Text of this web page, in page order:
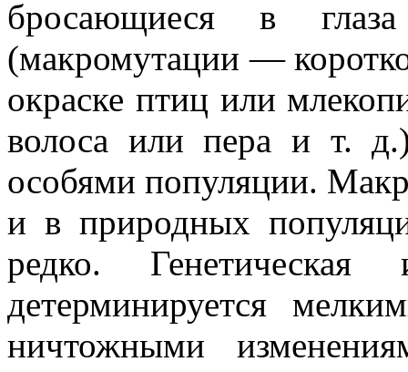
бросающиеся в глаза
(макромутации —
окраске птиц или
волоса или пера и т.
особями популяции.
и в природных
редко. Генетическая
детерминируется
ничтожными